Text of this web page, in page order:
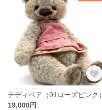
テディベア（01ローズピンク）
19,000円